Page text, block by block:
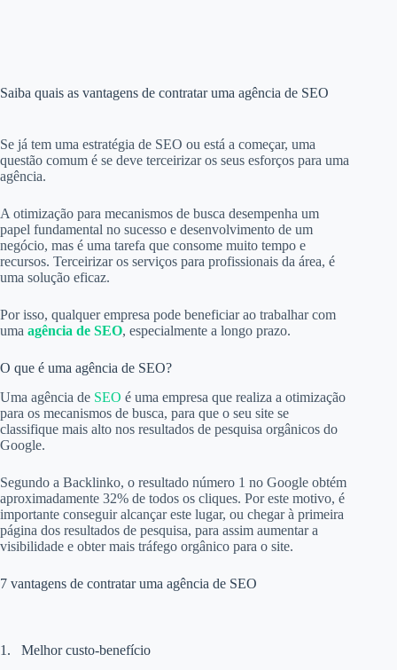
Saiba quais as vantagens de contratar uma agência de SEO
Se já tem uma estratégia de SEO ou está a começar, uma
questão comum é se deve terceirizar os seus esforços para uma
agência.
A otimização para mecanismos de busca desempenha um
papel fundamental no sucesso e desenvolvimento de um
negócio, mas é uma tarefa que consome muito tempo e
recursos. Terceirizar os serviços para profissionais da área, é
uma solução eficaz.
Por isso, qualquer empresa pode beneficiar ao trabalhar com
uma agência de SEO, especialmente a longo prazo.
O que é uma agência de SEO?
Uma agência de SEO é uma empresa que realiza a otimização
para os mecanismos de busca, para que o seu site se
classifique mais alto nos resultados de pesquisa orgânicos do
Google.
Segundo a Backlinko, o resultado número 1 no Google obtém
aproximadamente 32% de todos os cliques. Por este motivo, é
importante conseguir alcançar este lugar, ou chegar à primeira
página dos resultados de pesquisa, para assim aumentar a
visibilidade e obter mais tráfego orgânico para o site.
7 vantagens de contratar uma agência de SEO
1. Melhor custo-benefício